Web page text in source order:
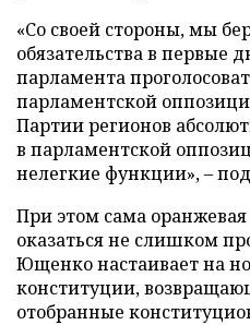
«Со своей стороны, мы
обязательства в первые
парламента
парламентской
Партии регионов
в парламентской
нелегкие функции», –
При этом сама
оказаться не слишком
Ющенко настаивает на
конституции,
отобранные